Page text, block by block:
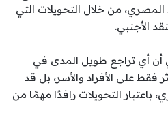
المصري، من خلال التحويلات التي
الأجنبي.
أن أي تراجع طويل المدى في
فقط على الأفراد والأسر، بل قد
باعتبار التحويلات رافدًا مهمًا من